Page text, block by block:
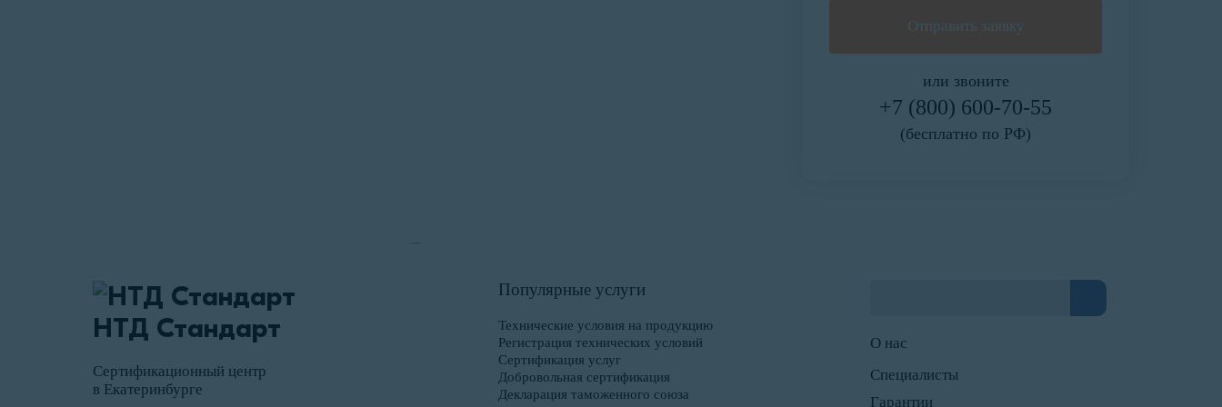
или звоните
+7 (800) 600-70-55
(бесплатно по РФ)
НТД Стандарт
Сертификационный центр
в Екатеринбурге
Популярные услуги
Технические условия на продукцию
Регистрация технических условий
Сертификация услуг
Добровольная сертификация
Декларация таможенного союза
О нас
Специалисты
Гарантии